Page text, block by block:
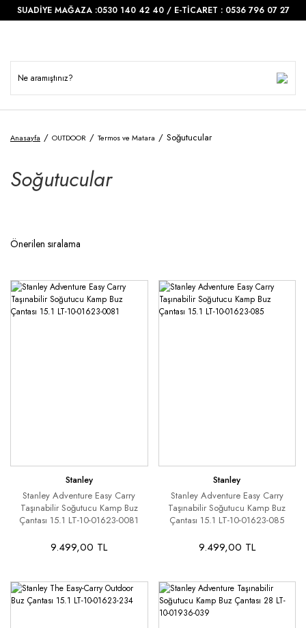
SUADİYE MAĞAZA :0530 140 42 40 / E-TİCARET : 0536 796 07 27
Anasayfa OUTDOOR Termos ve Matara Soğutucular
Soğutucular
Stanley
Stanley Adventure Easy Carry
Taşınabilir Soğutucu Kamp Buz
Çantası 15.1 LT-10-01623-0081
9.499,00 TL
Stanley
Stanley Adventure Easy Carry
Taşınabilir Soğutucu Kamp Buz
Çantası 15.1 LT-10-01623-085
9.499,00 TL